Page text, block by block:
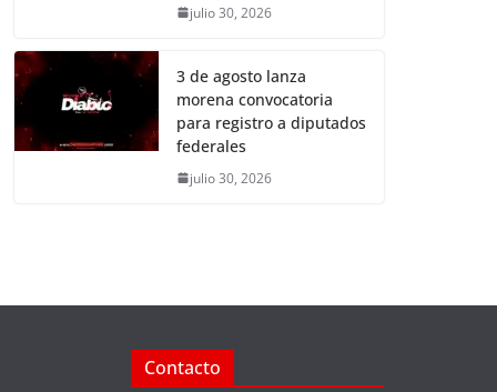
julio 30, 2026
3 de agosto lanza
morena convocatoria
para registro a diputados
federales
julio 30, 2026
Contacto